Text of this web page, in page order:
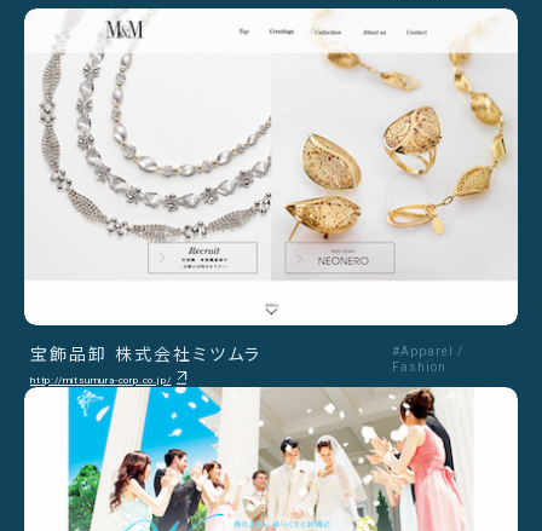
宝飾品卸 株式会社ミツムラ
http://mitsumura-corp.co.jp/
#Apparel /
Fashion